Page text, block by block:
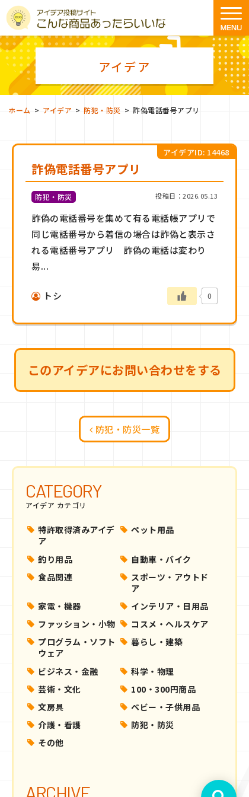
アイデア
ホーム > アイデア > 防犯・防災 > 詐偽電話番号アプリ
詐偽電話番号アプリ
アイデアID: 14468
防犯・防災 投稿日：2026.05.13
詐偽の電話番号を集めて有る電話帳アプリで
同じ電話番号から着信の場合は詐偽と表示さ
れる電話番号アプリ 詐偽の電話は変わり
易...
トシ 0
このアイデアにお問い合わせをする
防犯・防災一覧
CATEGORY
アイデア カテゴリ
特許取得済みアイデ
ア
ペット用品
釣り用品
自動車・バイク
食品関連
スポーツ・アウトド
ア
家電・機器
インテリア・日用品
ファッション・小物
コスメ・ヘルスケア
プログラム・ソフト
ウェア
暮らし・建築
ビジネス・金融
科学・物理
芸術・文化
100・300円商品
文房具
ベビー・子供用品
介護・看護
防犯・防災
その他
ARCHIVE